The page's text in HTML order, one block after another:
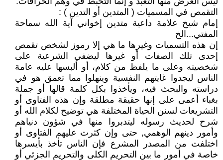
التقمص في المسميات ( المتدين أو التدين ) :
إمام شيخ علامة داعية متدين إخواني آية الله سماحة
المفتي...الخ
إن هذه التسميات وغيرها ما هي إلا رموز لشخص تقمص
إحدى تلك الصفات أو غيرها ليضفي الشرعية على
شخصيته وعلى ما يلفظ من كلام، أو ألبسها عليه عامة
الناس ليجدوا غايتهم النفسية وينهلوا مما تعمق هو في
دراسته والبحث فيه، ويأخذوا بكل كلمة قالها أو جملة
بغباء أعمى على إنها حقيقة مطلقة وإن هذه الفتاوى أو
التشريعات لسنن الحياة المختلفة هي توضيح لكلام الله أو
شرح لحديث رسوله ليتدبروا منها في شؤون دنياهم
وأمور دينهم الوهمي, حتى وإن كثرت عليهم الفتاوى أو
اختلفت من المصدر المشرع فإن الناس تأخذ بأيسرها
خاصة في أمور ما بين التحريم الكلى والتحريم الجزئي أو